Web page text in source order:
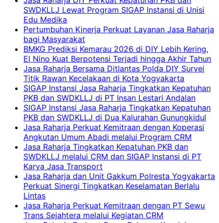
SWDKLLJ Lewat Program SIGAP Instansi di Unisi
Edu Medika
Pertumbuhan Kinerja Perkuat Layanan Jasa Raharja
bagi Masyarakat
BMKG Prediksi Kemarau 2026 di DIY Lebih Kering,
El Nino Kuat Berpotensi Terjadi hingga Akhir Tahun
Jasa Raharja Bersama Ditlantas Polda DIY Survei
Titik Rawan Kecelakaan di Kota Yogyakarta
SIGAP Instansi Jasa Raharja Tingkatkan Kepatuhan
PKB dan SWDKLLJ di PT Insan Lestari Andalan
SIGAP Instansi Jasa Raharja Tingkatkan Kepatuhan
PKB dan SWDKLLJ di Dua Kalurahan Gunungkidul
Jasa Raharja Perkuat Kemitraan dengan Koperasi
Angkutan Umum Abadi melalui Program CRM
Jasa Raharja Tingkatkan Kepatuhan PKB dan
SWDKLLJ melalui CRM dan SIGAP Instansi di PT
Karya Jasa Transport
Jasa Raharja dan Unit Gakkum Polresta Yogyakarta
Perkuat Sinergi Tingkatkan Keselamatan Berlalu
Lintas
Jasa Raharja Perkuat Kemitraan dengan PT Sewu
Trans Sejahtera melalui Kegiatan CRM